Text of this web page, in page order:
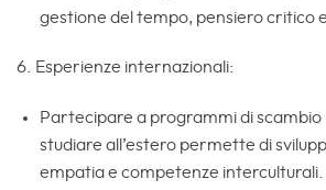
gestione del tempo, pensiero critico
6. Esperienze internazionali:
Partecipare a programmi di
studiare all’estero permette di
empatia e competenze interculturali.